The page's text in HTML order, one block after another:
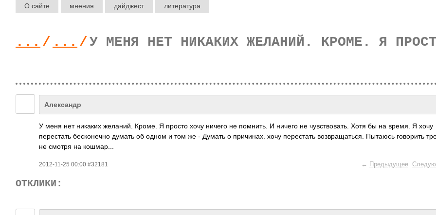
О сайте мнения дайджест литература
... / ... /У МЕНЯ НЕТ НИКАКИХ ЖЕЛАНИЙ. КРОМЕ. Я
Александр
У меня нет никаких желаний. Кроме. Я просто хочу ничего не помнить. И ничего не чувствовать. Хотя бы на время. Я хочу
перестать бесконечно думать об одном и том же - Думать о причинах. хочу перестать возвращаться. Пытаюсь говорить
не смотря на кошмар...
2012-11-25 00:00 #32181 ← Предыдущее
ОТКЛИКИ: